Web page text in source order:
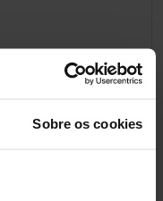
Sobre os cookies